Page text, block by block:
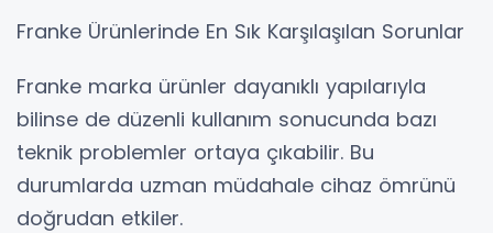
Franke Ürünlerinde En Sık Karşılaşılan Sorunlar
Franke marka ürünler dayanıklı yapılarıyla
bilinse de düzenli kullanım sonucunda bazı
teknik problemler ortaya çıkabilir. Bu
durumlarda uzman müdahale cihaz ömrünü
doğrudan etkiler.